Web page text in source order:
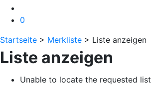
0
Startseite > Merkliste > Liste anzeigen
Liste anzeigen
Unable to locate the requested list